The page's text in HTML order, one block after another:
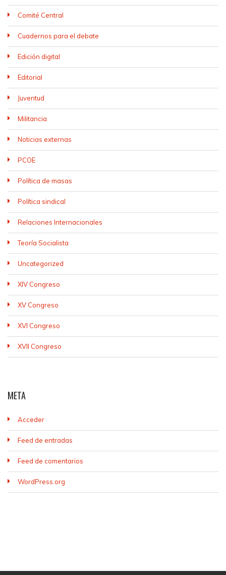
Comité Central
Cuadernos para el debate
Edición digital
Editorial
Juventud
Militancia
Noticias externas
PCOE
Política de masas
Política sindical
Relaciones Internacionales
Teoría Socialista
Uncategorized
XIV Congreso
XV Congreso
XVI Congreso
XVII Congreso
META
Acceder
Feed de entradas
Feed de comentarios
WordPress.org